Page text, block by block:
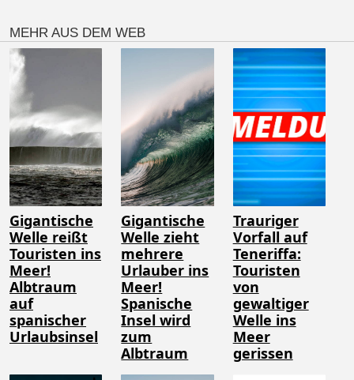
MEHR AUS DEM WEB
Gigantische
Welle reißt
Touristen ins
Meer!
Albtraum
auf
spanischer
Urlaubsinsel
Gigantische
Welle zieht
mehrere
Urlauber ins
Meer!
Spanische
Insel wird
zum
Albtraum
Trauriger
Vorfall auf
Teneriffa:
Touristen
von
gewaltiger
Welle ins
Meer
gerissen